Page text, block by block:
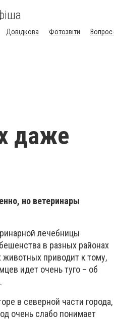
Довідкова Фотозвіти
даже
но ветеринары
лечебницы
в разных районах
приводит к тому,
идет очень туго – об
в северной части города,
очень слабо понимает